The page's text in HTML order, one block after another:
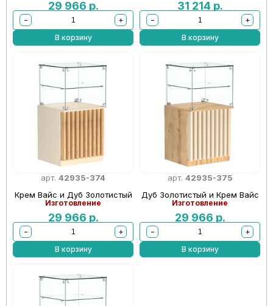
29 966 р.
−
+
В корзину
31 214 р.
−
+
В корзину
арт. 42935-374
Крем Вайс и Дуб Золотистый
Изготовление
29 966 р.
−
+
В корзину
арт. 42935-375
Дуб Золотистый и Крем Вайс
Изготовление
29 966 р.
−
+
В корзину